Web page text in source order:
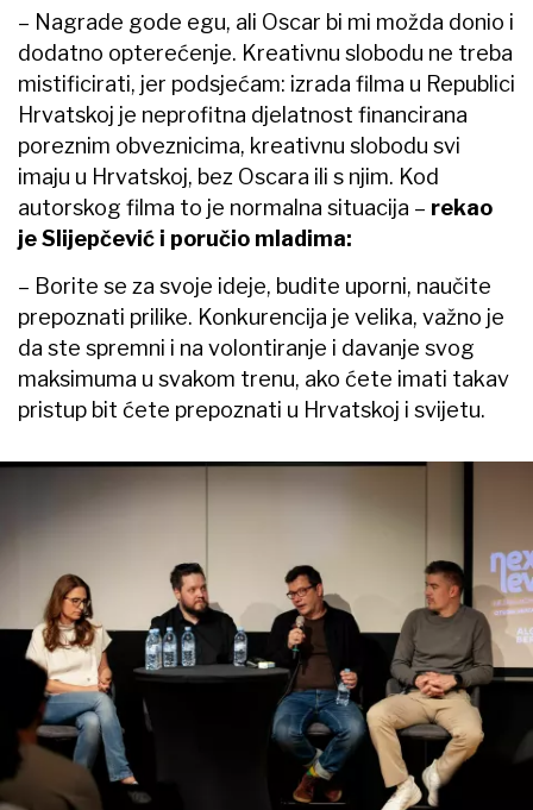
– Nagrade gode egu, ali Oscar bi mi možda donio i
dodatno opterećenje. Kreativnu slobodu ne treba
mistificirati, jer podsjećam: izrada filma u Republici
Hrvatskoj je neprofitna djelatnost financirana
poreznim obveznicima, kreativnu slobodu svi
imaju u Hrvatskoj, bez Oscara ili s njim. Kod
autorskog filma to je normalna situacija – rekao
je Slijepčević i poručio mladima:
– Borite se za svoje ideje, budite uporni, naučite
prepoznati prilike. Konkurencija je velika, važno je
da ste spremni i na volontiranje i davanje svog
maksimuma u svakom trenu, ako ćete imati takav
pristup bit ćete prepoznati u Hrvatskoj i svijetu.